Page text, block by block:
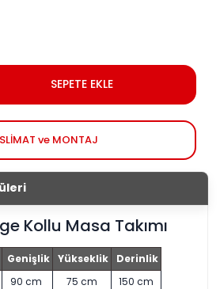
SEPETE EKLE
ve MONTAJ
Kollu Masa Takımı
Genişlik Yükseklik
Derinlik
90 cm 75 cm
150 cm